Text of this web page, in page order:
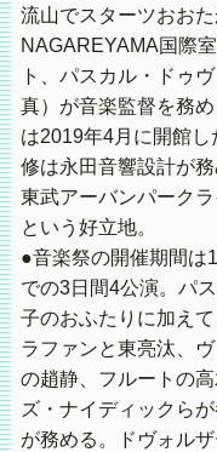
流山でスターツおお
NAGAREYAMA国際
ト、パスカル・ドゥ
真）が音楽監督を務
は2019年4月に開館
修は永田音響設計が
東武アーバンパーク
という好立地。
●音楽祭の開催期間は
での3日間4公演。パ
子のおふたりに加え
ラファンと東亮汰、
の趙静、フルートの
ズ・ナイディックら
が務める。ドヴォル